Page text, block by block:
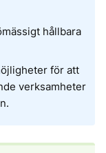
hållbara
för att
verksamheter